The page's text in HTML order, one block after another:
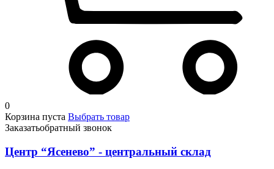
0
Корзина пуста Выбрать товар
Заказатьобратный звонок
Центр “Ясенево” - центральный склад